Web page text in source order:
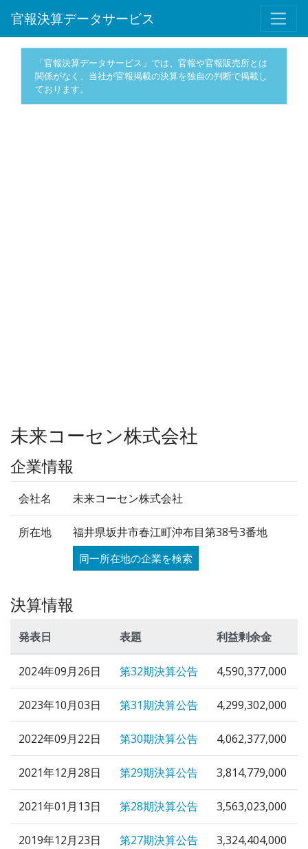
官報決算データサービス
「官報決算データサービス」では、官報や官報販売所とは
関係がなく、当社が官報掲載の決算を独自の判断で掲載し
ております。
未来コーセン株式会社
企業情報
会社名 未来コーセン株式会社
所在地 福井県坂井市春江町沖布目第38号3番地
同一所在地の企業を検索
決算情報
発表日 表題 利益剰余金
2024年09月26日 第32期決算公告 4,590,377,000
2023年10月03日 第31期決算公告 4,299,302,000
2022年09月22日 第30期決算公告 4,062,377,000
2021年12月28日 第29期決算公告 3,814,779,000
2021年01月13日 第28期決算公告 3,563,023,000
2019年12月23日 第27期決算公告 3,324,404,000